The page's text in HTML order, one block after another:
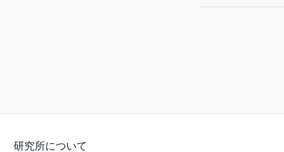
研究所について